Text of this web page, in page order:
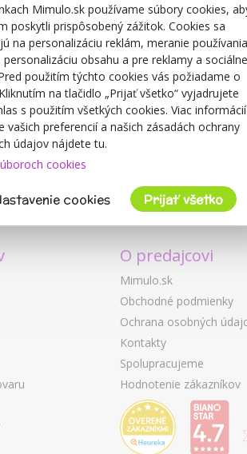
A
O predajcovi
Mimulo.sk
Obchodné podmienky
Ochrana osobných
Kontakty
Spolupracujeme
Hodnotenie zákazníkov
Mimulo.sk používame súbory cookies,
poskytli prispôsobený zážitok. Cookies sa
na personalizáciu reklám, meranie používania
personalizáciu obsahu a pre reklamy a sociálne
použitím týchto cookies vás požiadame o
na tlačidlo „Prijať všetko“ vyjadrujete
s použitím všetkých cookies. Viac informácií
vašich preferencií a našich zásadách ochrany
údajov nájdete tu.
cookies
cookies Prijať všetko